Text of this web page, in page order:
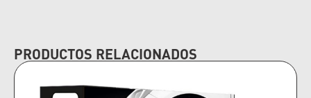
PRODUCTOS RELACIONADOS